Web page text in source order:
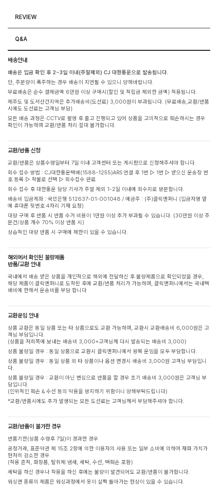
REVIEW
Q&A
배송안내
배송은 입금 확인 후 2~3일 이내(주말제외) CJ 대한통운으로 발송됩니다.
단, 주문량이 폭주하는 경우 배송이 지연될 수 있으니 양해바랍니다.
무료배송은 순수 결제금액 6만원 이상 구매시(할인 및 적립금 제외한 금액) 적용됩니다.
제주도 및 도서산간지역은 추가배송비(도선료) 3,000원이 부과됩니다. (무료배송,교환/반품
시에도 도선료는 고객님 부담)
모든 배송 과정은 CCTV로 촬영 후 출고 진행되고 있어 상품을 고의적으로 훼손하시는 경우
확인이 가능하며 교환/반품 처리 절대 불가합니다.
교환/반품 신청
교환/반품은 상품수령일부터 7일 이내 고객센터 또는 게시판으로 신청해주셔야 합니다.
회수 접수 방법 : CJ대한통운택배(1588-1255)ARS 연결 후 1번 ▷ 1번 ▷ 받으신 운송장 번
호 등록 ▷ 착불로 선택 ▷ 회수접수 완료
회수 접수 후 대한통운 담당 기사가 주말 제외 1-2일 이내에 회수지로 방문합니다.
배송비 입금계좌 : 국민은행 512637-01-001048 / 예금주 : (주)클릭앤퍼니 (입금자명 옆
에 휴대폰 뒷번호 4자리 기재 요청)
대량 구매 후 반품 시 반품 수거 비용이 1만원 이상 추가 부과될 수 있습니다. (30만원 이상 주
문건/상품 개수 70% 이상 반품 시)
상습적인 대량 반품 시 구매에 제한이 있을 수 있습니다.
해외에서 확인된 불량제품
반품/교환 안내
국내에서 배송 받은 상품을 개인적으로 해외에 전달하신 후 불량제품으로 확인되었을 경우,
해당 제품이 클릭앤퍼니로 도착된 후에 교환/반품 처리가 가능하며, 클릭앤퍼니에서는 국내택
배비에 한해서 운송비를 부담 합니다
교환운임 안내
상품 교환은 동일 상품 또는 타 상품으로도 교환 가능하며, 교환시 교환배송비 6,000원은 고
객님 부담입니다.
(상품을 저희쪽에 보내는 배송비 3,000+고객님께 다시 발송되는 배송비 3,000)
상품 불량일 경우 : 동일 상품으로 교환시 클릭앤퍼니에서 왕복 운임을 모두 부담합니다.
상품 불량일 경우 : 동일 상품 외 타 상품이나 옵션 변경시 배송비 3,000원 고객님 부담입니
다.
상품 불량일 경우 : 교환이 아닌 변심으로 반품을 할 경우 초기 배송비 3,000원은 고객님 부
담입니다.
(인위적인 훼손 & 수선 등의 악용을 방지하기 위함이니 양해부탁드립니다)
*교환/반품시에도 추가 발생되는 모든 도선료는 고객님께서 부담해주셔야 합니다.
교환/반품이 불가한 경우
반품기한(상품 수령후 7일)이 경과한 경우
공정거래, 표준약관 제 15조 2항에 의한 이용자의 사용 또는 일부 소비에 의하여 재화 가치가
현저히 감소한 경우
(착용 흔적, 화장품, 탈취제 냄새, 세탁, 수선, 택훼손 포함)
세탁을 하신 경우나 착용을 하신 후에는 불량이 발견되어도 교환/반품이 불가합니다.
워싱면 종류의 제품은 워싱과정에서 옷이 살짝 돌아가는 현상이 있을 수 있습니다.